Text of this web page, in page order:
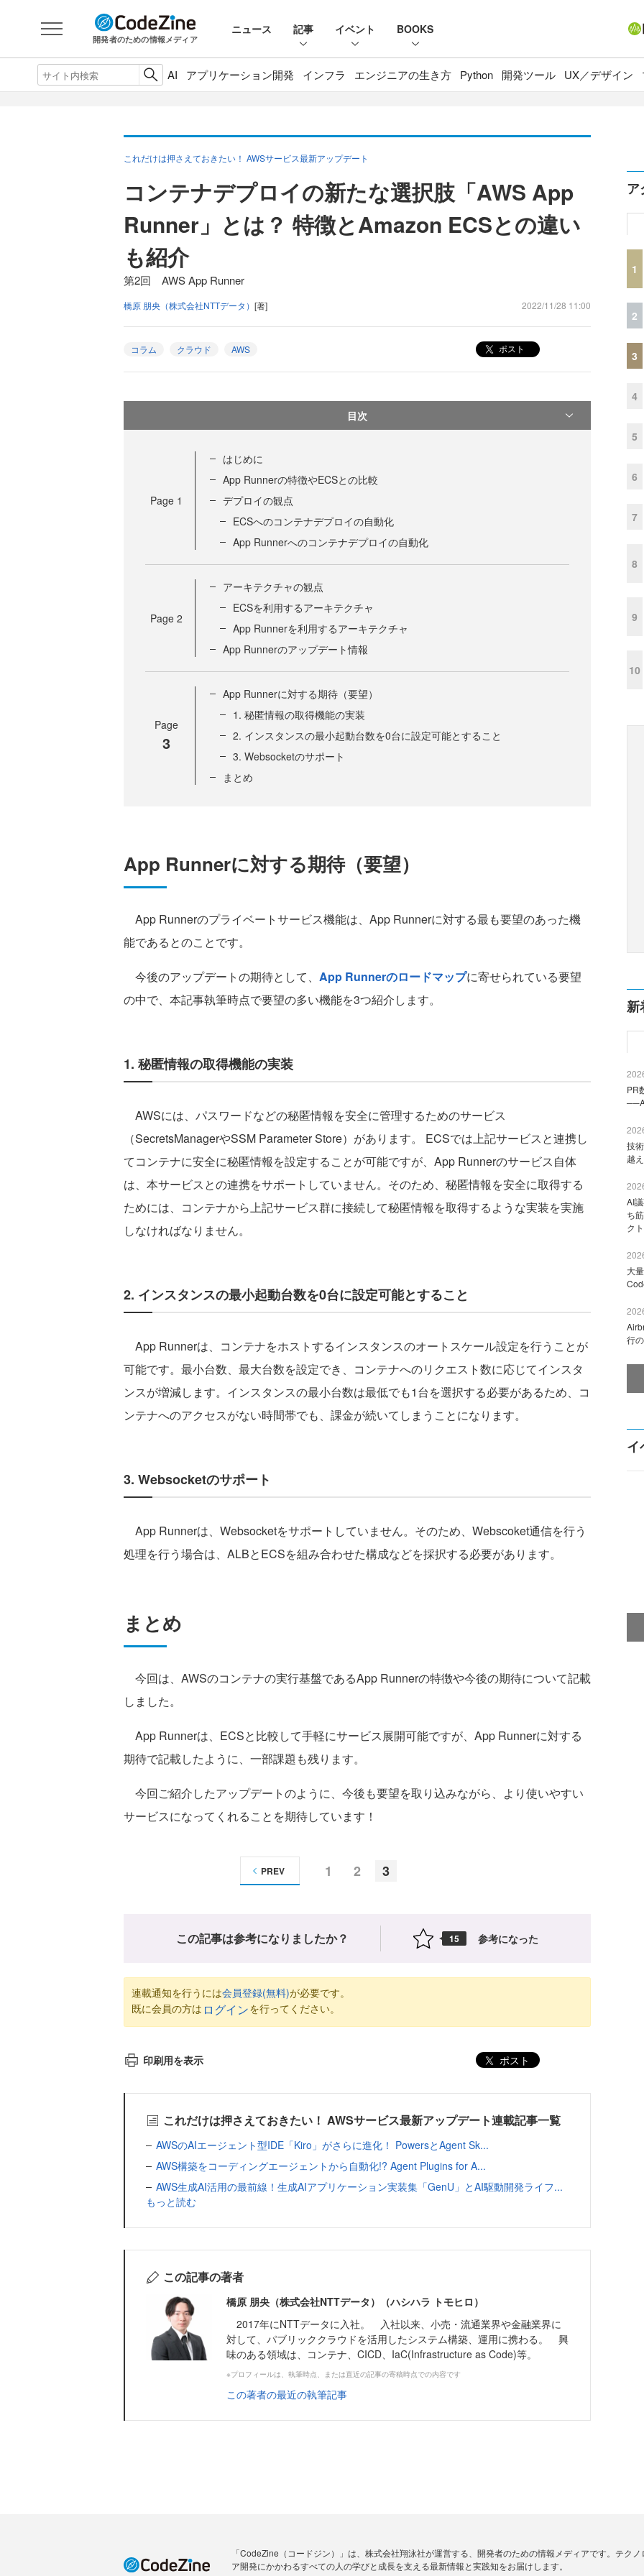
開発者のための情報メディア
ニュース 記事 イベント BOOKS
AI アプリケーション開発 インフラ エンジニアの生き方 Python 開発ツール UX／デザイン
これだけは押さえておきたい！ AWSサービス最新アップデート
コンテナデプロイの新たな選択肢「AWS App
Runner」とは？ 特徴とAmazon ECSとの違い
も紹介
第2回 AWS App Runner
橋原 朋央（株式会社NTTデータ） [著] 2022/11/28 11:00
コラム クラウド AWS ポスト
目次
Page 1
はじめに
App Runnerの特徴やECSとの比較
デプロイの観点
ECSへのコンテナデプロイの自動化
App Runnerへのコンテナデプロイの自動化
Page 2
アーキテクチャの観点
ECSを利用するアーキテクチャ
App Runnerを利用するアーキテクチャ
App Runnerのアップデート情報
Page
3
App Runnerに対する期待（要望）
1. 秘匿情報の取得機能の実装
2. インスタンスの最小起動台数を0台に設定可能とすること
3. Websocketのサポート
まとめ
App Runnerに対する期待（要望）
App Runnerのプライベートサービス機能は、App Runnerに対する最も要望のあった機
能であるとのことです。
今後のアップデートの期待として、 App Runnerのロードマップに寄せられている要望
の中で、本記事執筆時点で要望の多い機能を3つ紹介します。
1. 秘匿情報の取得機能の実装
AWSには、パスワードなどの秘匿情報を安全に管理するためのサービス
（SecretsManagerやSSM Parameter Store）があります。 ECSでは上記サービスと連携し
てコンテナに安全に秘匿情報を設定することが可能ですが、App Runnerのサービス自体
は、本サービスとの連携をサポートしていません。そのため、秘匿情報を安全に取得する
ためには、コンテナから上記サービス群に接続して秘匿情報を取得するような実装を実施
しなければなりません。
2. インスタンスの最小起動台数を0台に設定可能とすること
App Runnerは、コンテナをホストするインスタンスのオートスケール設定を行うことが
可能です。最小台数、最大台数を設定でき、コンテナへのリクエスト数に応じてインスタ
ンスが増減します。インスタンスの最小台数は最低でも1台を選択する必要があるため、コ
ンテナへのアクセスがない時間帯でも、課金が続いてしまうことになります。
3. Websocketのサポート
App Runnerは、Websocketをサポートしていません。そのため、Webscoket通信を行う
処理を行う場合は、ALBとECSを組み合わせた構成などを採択する必要があります。
まとめ
今回は、AWSのコンテナの実行基盤であるApp Runnerの特徴や今後の期待について記載
しました。
App Runnerは、ECSと比較して手軽にサービス展開可能ですが、App Runnerに対する
期待で記載したように、一部課題も残ります。
今回ご紹介したアップデートのように、今後も要望を取り込みながら、より使いやすい
サービスになってくれることを期待しています！
1 2 3
PREV
この記事は参考になりましたか？ 15 参考になった
連載通知を行うには会員登録(無料)が必要です。
既に会員の方は ログインを行ってください。
印刷用を表示 ポスト
これだけは押さえておきたい！ AWSサービス最新アップデート連載記事一覧
AWSのAIエージェント型IDE「Kiro」がさらに進化！ PowersとAgent Sk...
AWS構築をコーディングエージェントから自動化!? Agent Plugins for A...
AWS生成AI活用の最前線！生成AIアプリケーション実装集「GenU」とAI駆動開発ライフ...
もっと読む
この記事の著者
橋原 朋央（株式会社NTTデータ）（ハシハラ トモヒロ）
2017年にNTTデータに入社。 入社以来、小売・流通業界や金融業界に
対して、パブリッククラウドを活用したシステム構築、運用に携わる。 興
味のある領域は、コンテナ、CICD、IaC(Infrastructure as Code)等。
※プロフィールは、執筆時点、または直近の記事の寄稿時点での内容です
この著者の最近の執筆記事
ア
1
2
3
4
5
6
7
8
9
10
新
PR
技
越
AI
ち
ク
大
行
イ
「CodeZine（コードジン）」は、株式会社翔泳社が運営する、開発者のための情報メディアです。テク
ア開発にかかわるすべての人の学びと成長を支える最新情報と実践知をお届けします。